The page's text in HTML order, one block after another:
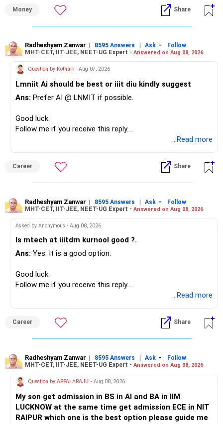
– Your Rs.1 crore FD provides a strong safety base.
– You have around Rs.15 lakh separately for emergencies.
– The plot is another existing asset, but need not be
increased.
– Your term insurance is already fully paid.
– Family health insurance provides important protection.
– Most importantly, you have no EMI or outstanding loan.
» Your Retirement Requirement
Since you are already retired, your investments should now
I would not put the entire Rs.1 crore FD into equity.
– Safe fixed-income investments for near-term expenses.
– Adequate bank liquidity for emergencies.
– A separate education corpus for your child.
» Childs Education
Therefore, this is your immediate financial priority.
Keep the education requirement separately identified.
Money Share
Radheshyam Zanwar | 8595 Answers | Ask -
Follow
MHT-CET, IIT-JEE, NEET-UG Expert - Answered on Aug 08, 2026
Question by Kothari - Aug 07, 2026
Lmniit Ai should be best or iiit diu kindly suggest
Ans: Prefer AI @ LNMIT if possible.
Good luck.
Follow me if you receive this reply.
...Read more
Career Share
Radheshyam Zanwar | 8595 Answers | Ask -
Follow
MHT-CET, IIT-JEE, NEET-UG Expert - Answered on Aug 08, 2026
Asked by Anonymous - Aug 08, 2026
Is mtech at iiitdm kurnool good ?.
Ans: Yes. It is a good option.
Good luck.
Follow me if you receive this reply.
...Read more
Career Share
Radheshyam Zanwar | 8595 Answers | Ask -
Follow
MHT-CET, IIT-JEE, NEET-UG Expert - Answered on Aug 08, 2026
Question by APPALARAJU - Aug 08, 2026
My son get admission in BS in AI and BA in IIM
LUCKNOW at the same time get admission ECE in NIT
RAIPUR which one is the best option please guide me